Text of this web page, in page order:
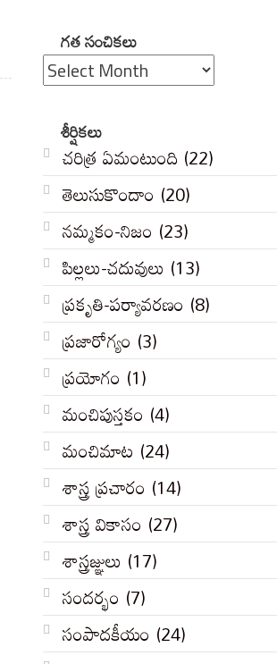
గత సంచికలు
సంచికలు
శీర్షికలు
చరిత్ర ఏమంటుంది (22)
తెలుసుకొందాం (20)
నమ్మకం-నిజం (23)
పిల్లలు-చదువులు (13)
ప్రకృతి-పర్యావరణం (8)
ప్రజారోగ్యం (3)
ప్రయోగం (1)
మంచిపుస్తకం (4)
మంచిమాట (24)
శాస్త్ర ప్రచారం (14)
శాస్త్ర వికాసం (27)
శాస్త్రజ్ఞులు (17)
సందర్భం (7)
సంపాదకీయం (24)